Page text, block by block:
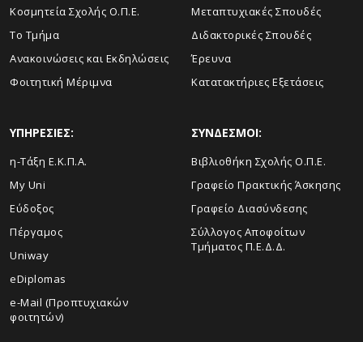
Κοσμητεία Σχολής Ο.Π.Ε.
Το Τμήμα
Ανακοινώσεις και Εκδηλώσεις
Φοιτητική Μέριμνα
Μεταπτυχιακές Σπουδές
Διδακτορικές Σπουδές
Έρευνα
Κατατακτήριες Εξετάσεις
ΥΠΗΡΕΣΙΕΣ:
η-Τάξη Ε.Κ.Π.Α.
My Uni
Εύδοξος
Πέργαμος
Uniway
eDiplomas
e-Mail (Προπτυχιακών
φοιτητών)
ΣΥΝΔΕΣΜΟΙ:
Βιβλιοθήκη Σχολής Ο.Π.Ε.
Γραφείο Πρακτικής Άσκησης
Γραφείο Διασύνδεσης
Σύλλογος Αποφοίτων
Τμήματος Π.Ε.Δ.Δ.